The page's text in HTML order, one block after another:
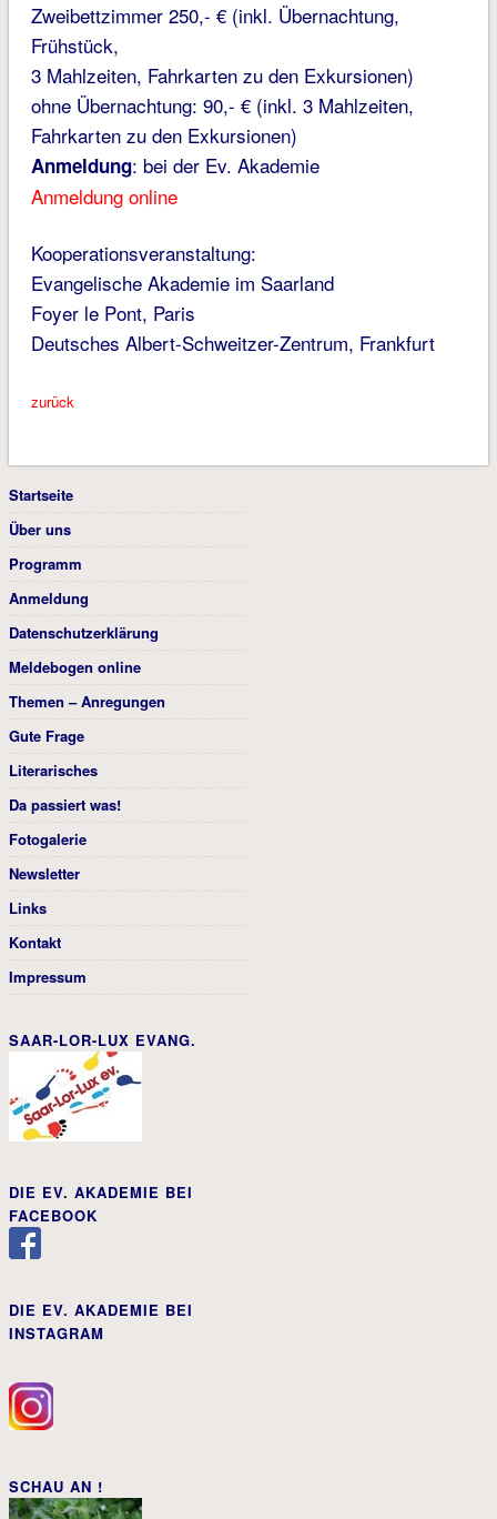
Zweibettzimmer 250,- € (inkl. Übernachtung,
Frühstück,
3 Mahlzeiten, Fahrkarten zu den Exkursionen)
ohne Übernachtung: 90,- € (inkl. 3 Mahlzeiten,
Fahrkarten zu den Exkursionen)
Anmeldung: bei der Ev. Akademie
Anmeldung online
Kooperationsveranstaltung:
Evangelische Akademie im Saarland
Foyer le Pont, Paris
Deutsches Albert-Schweitzer-Zentrum, Frankfurt
zurück
Startseite
Über uns
Programm
Anmeldung
Datenschutzerklärung
Meldebogen online
Themen – Anregungen
Gute Frage
Literarisches
Da passiert was!
Fotogalerie
Newsletter
Links
Kontakt
Impressum
SAAR-LOR-LUX EVANG.
DIE EV. AKADEMIE BEI
FACEBOOK
DIE EV. AKADEMIE BEI
INSTAGRAM
SCHAU AN !